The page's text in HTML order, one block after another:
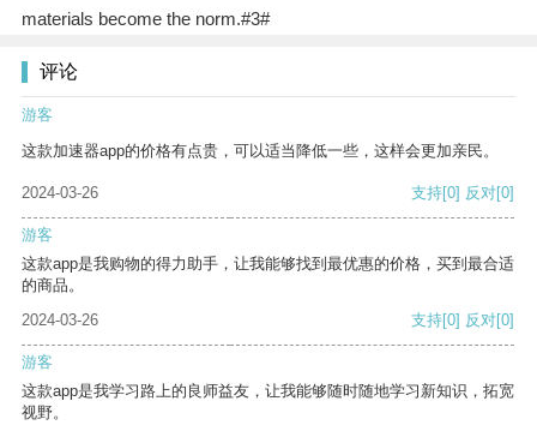
materials become the norm.#3#
评论
游客
这款加速器app的价格有点贵，可以适当降低一些，这样会更加亲民。
2024-03-26 支持[0] 反对[0]
游客
这款app是我购物的得力助手，让我能够找到最优惠的价格，买到最合适
的商品。
2024-03-26
支持[0] 反对[0]
游客
这款app是我学习路上的良师益友，让我能够随时随地学习新知识，拓宽
视野。